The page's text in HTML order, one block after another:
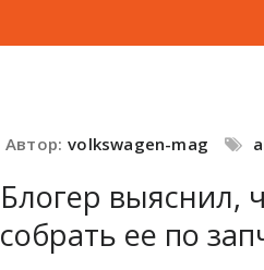
Автор: volkswagen-mag
Блогер выяснил,
собрать ее по